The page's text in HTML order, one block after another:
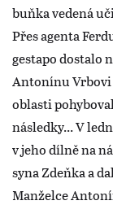
buňka vedená
Přes agenta
gestapo dostalo
Antonínu Vrbovi
oblasti
následky... V
v jeho dílně na
syna Zdeňka a
Manželce